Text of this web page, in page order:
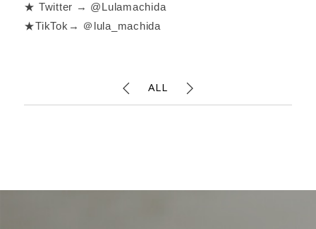
★ Twitter → @Lulamachida
★TikTok→ ＠lula_machida
ALL